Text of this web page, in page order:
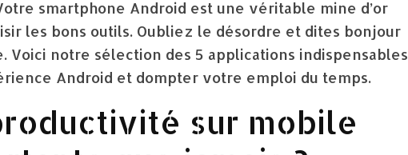
smartphone Android est une véritable mine d’or
les bons outils. Oubliez le désordre et dites bonjour
Voici notre sélection des 5 applications indispensables
Android et dompter votre emploi du temps.
sur mobile